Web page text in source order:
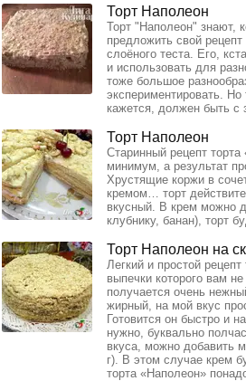
Торт Наполеон
Торт "Наполеон" знают,
предложить свой рецепт
слоёного теста. Его,
и использовать для
тоже большое
экспериментировать.
кажется, должен быть с
Торт Наполеон
Старинный рецепт
минимум, а результат
Хрустящие коржи в
кремом… торт
вкусный. В крем можно
клубнику, банан), торт
Торт Наполеон на
Легкий и простой
выпечки которого вам
получается очень
жирный, на мой вкус
Готовится он быстро и
нужно, буквально
вкуса, можно добавить
г). В этом случае крем
торта «Наполеон»